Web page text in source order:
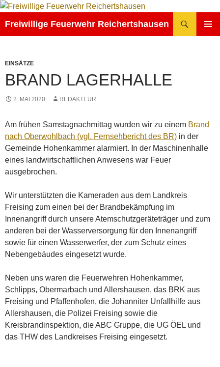
Zum
springen
Freiwillige Feuerwehr Reichertshausen
EINSÄTZE
BRAND LAGERHALLE
2. MAI 2020 REDAKTEUR
Am frühen Samstagnachmittag wurden wir zu einem Brand
nach Oberwohlbach (vgl. Fernsehbericht des BR) in der
Gemeinde Hohenkammer alarmiert. In der Maschinenhalle
eines landwirtschaftlichen Anwesens war Feuer
ausgebrochen.
Wir unterstützten die Kameraden aus dem Landkreis
Freising zum einen bei der Brandbekämpfung im
Innenangriff durch unsere Atemschutzgeräteträger und zum
anderen bei der Wasserversorgung für den Innenangriff
sowie für einen Wasserwerfer, der zum Schutz eines
Nebengebäudes eingesetzt wurde.
Neben uns waren die Feuerwehren Hohenkammer,
Schlipps, Obermarbach und Allershausen, das BRK aus
Freising und Pfaffenhofen, die Johanniter Unfallhilfe aus
Allershausen, die Polizei Freising sowie die
Kreisbrandinspektion, die ABC Gruppe, die UG ÖEL und
das THW des Landkreises Freising eingesetzt.